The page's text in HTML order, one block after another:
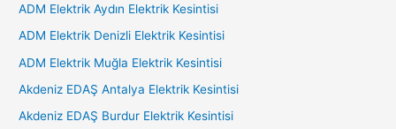
ADM Elektrik Aydın Elektrik Kesintisi
ADM Elektrik Denizli Elektrik Kesintisi
ADM Elektrik Muğla Elektrik Kesintisi
Akdeniz EDAŞ Antalya Elektrik Kesintisi
Akdeniz EDAŞ Burdur Elektrik Kesintisi